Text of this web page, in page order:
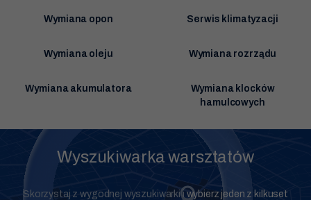
Wymiana opon Serwis klimatyzacji
Wymiana oleju Wymiana rozrządu
Wymiana akumulatora
Wymiana klocków
hamulcowych
Wyszukiwarka warsztatów
Skorzystaj z wygodnej wyszukiwarki i wybierz jeden z kilkuset